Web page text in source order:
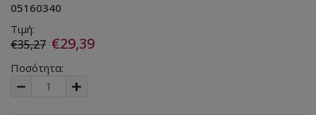
05160340
Τιμή:
€35,27 €29,39
Ποσότητα: